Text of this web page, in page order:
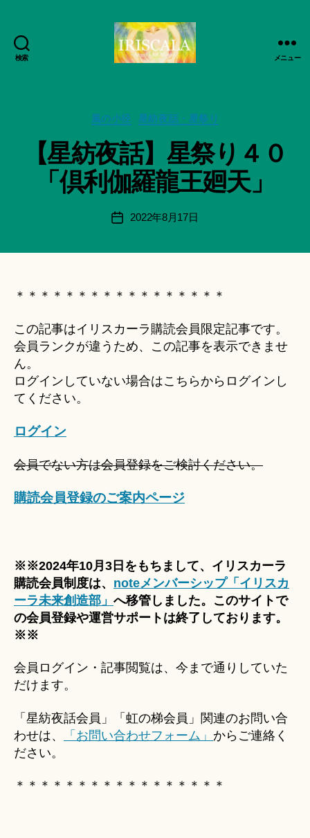
検索
日
記
録・
品
IRISCALA
メニュー
カ
ー
風の小径 星紡夜話・星祭り
【星紡夜話】星祭り４０
「倶利伽羅龍王廻天」
投
稿
:
智
日
月
＊
a
ki
＊
投
2022年8月17日
＊＊＊＊＊＊＊＊＊＊＊＊＊＊＊＊＊
この記事はイリスカーラ購読会員限定記事です。
会員ランクが違うため、この記事を表示できませ
ん。
ログインしていない場合はこちらからログインし
てください。
ログイン
会員でない方は会員登録をご検討ください。
購読会員登録のご案内ページ
※※2024年10月3日をもちまして、イリスカーラ
購読会員制度は、 noteメンバーシップ「イリスカ
ーラ未来創造部」 へ移管しました。このサイトで
の会員登録や運営サポートは終了しております。
※※
会員ログイン・記事閲覧は、今まで通りしていた
だけます。
「星紡夜話会員」「虹の梯会員」関連のお問い合
わせは、
「お問い合わせフォーム」 からご連絡く
ださい。
＊＊＊＊＊＊＊＊＊＊＊＊＊＊＊＊＊